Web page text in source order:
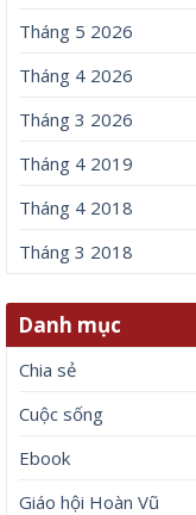
Tháng 5 2026
Tháng 4 2026
Tháng 3 2026
Tháng 4 2019
Tháng 4 2018
Tháng 3 2018
Danh mục
Chia sẻ
Cuộc sống
Ebook
Giáo hội Hoàn Vũ